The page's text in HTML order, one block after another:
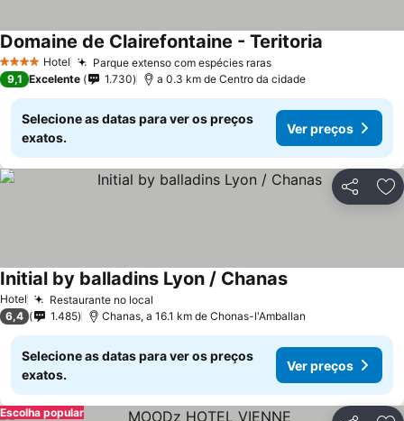
4 EstrelasHotel Parque extenso com espécies rarasVer preços
Domaine de Clairefontaine - Teritoria
9,1 Excelente 1.730 a 0.3 km de Centro da cidade
Selecione as datas para ver os preços
exatos.
Ver preços
Partilhar
Hotel Restaurante no local
Initial by balladins Lyon / ChanasVer preços
6,4 1.485 Chanas, a 16.1 km de Chonas-l'Amballan
Selecione as datas para ver os preços
exatos.
Ver preços
Escolha popular